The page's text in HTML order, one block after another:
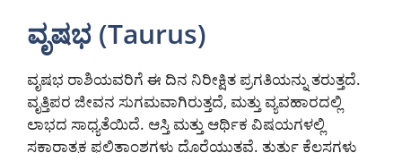
ವೃಷಭ (Taurus)
ವೃಷಭ ರಾಶಿಯವರಿಗೆ ಈ ದಿನ ನಿರೀಕ್ಷಿತ ಪ್ರಗತಿಯನ್ನು ತರುತ್ತದೆ.
ವೃತ್ತಿಪರ ಜೀವನ ಸುಗಮವಾಗಿರುತ್ತದೆ, ಮತ್ತು ವ್ಯವಹಾರದಲ್ಲಿ
ಲಾಭದ ಸಾಧ್ಯತೆಯಿದೆ. ಆಸ್ತಿ ಮತ್ತು ಆರ್ಥಿಕ ವಿಷಯಗಳಲ್ಲಿ
ಸಕಾರಾತ್ಮಕ ಫಲಿತಾಂಶಗಳು ದೊರೆಯುತ್ತವೆ. ತುರ್ತು ಕೆಲಸಗಳು